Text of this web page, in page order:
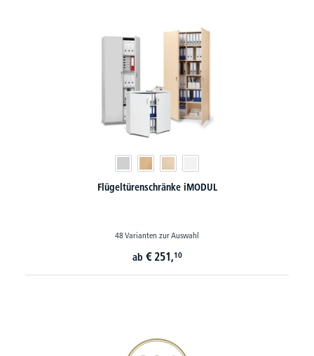
Flügeltürenschränke iMODUL
48 Varianten zur Auswahl
ab € 251,10
20€ Gutschein sichern